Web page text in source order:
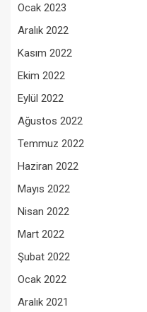
Ocak 2023
Aralık 2022
Kasım 2022
Ekim 2022
Eylül 2022
Ağustos 2022
Temmuz 2022
Haziran 2022
Mayıs 2022
Nisan 2022
Mart 2022
Şubat 2022
Ocak 2022
Aralık 2021